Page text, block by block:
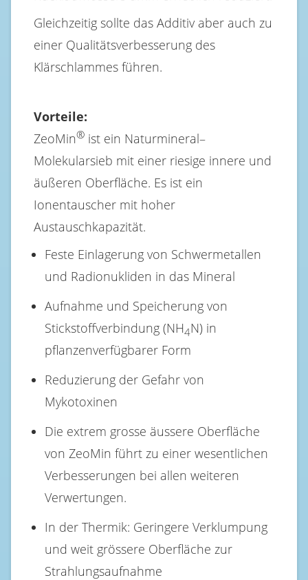
Gleichzeitig sollte das Additiv aber auch zu
einer Qualitätsverbesserung des
Klärschlammes führen.
Vorteile:
ZeoMin® ist ein Naturmineral–
Molekularsieb mit einer riesige innere und
äußeren Oberfläche. Es ist ein
Ionentauscher mit hoher
Austauschkapazität.
Feste Einlagerung von Schwermetallen
und Radionukliden in das Mineral
Aufnahme und Speicherung von
Stickstoffverbindung (NH4N) in
pflanzenverfügbarer Form
Reduzierung der Gefahr von
Mykotoxinen
Die extrem grosse äussere Oberfläche
von ZeoMin führt zu einer wesentlichen
Verbesserungen bei allen weiteren
Verwertungen.
In der Thermik: Geringere Verklumpung
und weit grössere Oberfläche zur
Strahlungsaufnahme